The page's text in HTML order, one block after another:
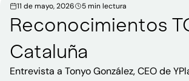
11 de mayo, 2026 5 min lectura
Reconocimientos
Cataluña
Entrevista a Tonyo González, CEO de